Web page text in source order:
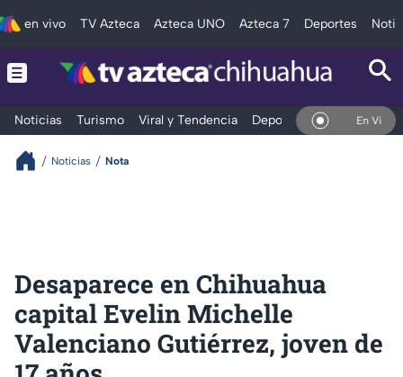
en vivo TV Azteca Azteca UNO Azteca 7 Deportes
Noticias Turismo Viral y Tendencia Deportes Espectáculos
En Vivo
Noticias Nota
Desaparece en Chihuahua
capital Evelin Michelle
Valenciano Gutiérrez, joven de